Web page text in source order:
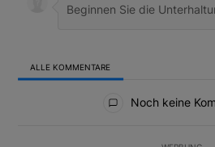
ALLE KOMMENTARE
Noch keine